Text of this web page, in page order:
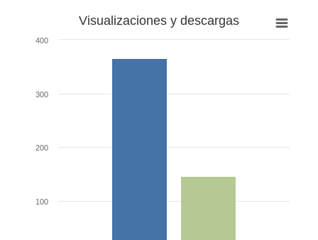
Visualizaciones y descargas
100
200
300
400